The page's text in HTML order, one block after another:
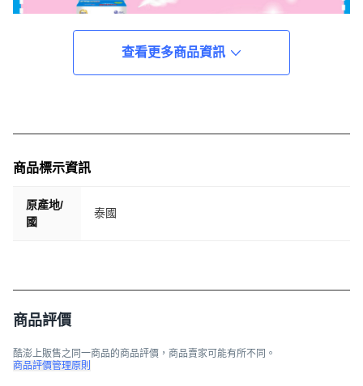
查看更多商品資訊
商品標示資訊
原產地/
國
泰國
商品評價
酷澎上販售之同一商品的商品評價，商品賣家可能有所不同。
商品評價管理原則